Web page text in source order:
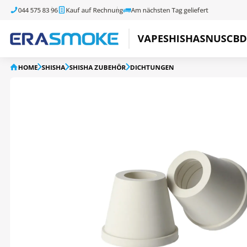
044 575 83 96 Kauf auf Rechnung Am nächsten Tag geliefert
VAPESHISHASNUSCBD
HOME SHISHA SHISHA ZUBEHÖR DICHTUNGEN